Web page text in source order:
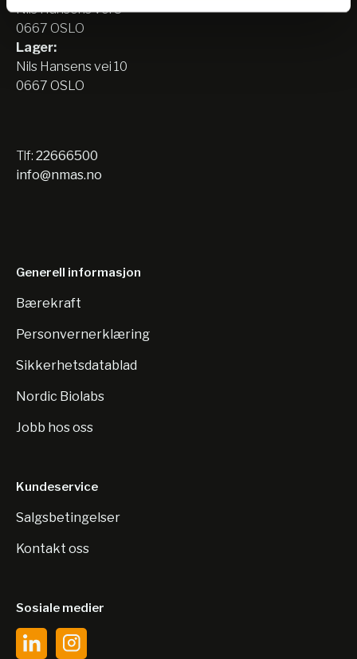
Nils Hansens vei 8
0667 OSLO
Lager:
Nils Hansens vei 10
0667 OSLO
Tlf: 22666500
info@nmas.no
Generell informasjon
Bærekraft
Personvernerklæring
Sikkerhetsdatablad
Nordic Biolabs
Jobb hos oss
Kundeservice
Salgsbetingelser
Kontakt oss
Sosiale medier